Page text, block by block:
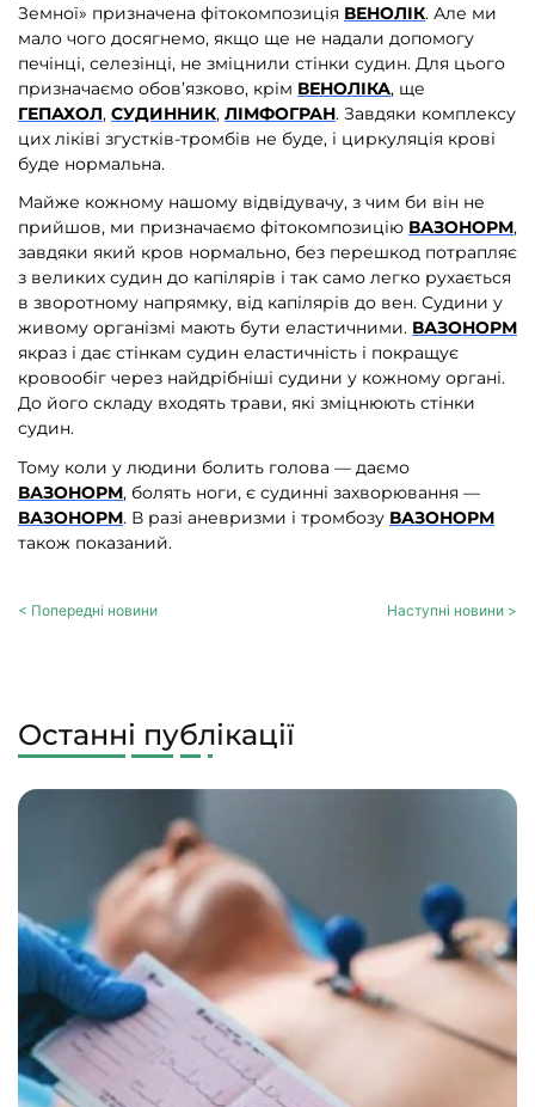
Земної» призначена фітокомпозиція ВЕНОЛІК. Але ми
мало чого досягнемо, якщо ще не надали допомогу
печінці, селезінці, не зміцнили стінки судин. Для цього
призначаємо обов’язково, крім ВЕНОЛІКА, ще
ГЕПАХОЛ, СУДИННИК, ЛІМФОГРАН. Завдяки комплексу
цих ліківі згустків-тромбів не буде, і циркуляція крові
буде нормальна.
Майже кожному нашому відвідувачу, з чим би він не
прийшов, ми призначаємо фітокомпозицію ВАЗОНОРМ,
завдяки який кров нормально, без перешкод потрапляє
з великих судин до капілярів і так само легко рухається
в зворотному напрямку, від капілярів до вен. Судини у
живому організмі мають бути еластичними. ВАЗОНОРМ
якраз і дає стінкам судин еластичність і покращує
кровообіг через найдрібніші судини у кожному органі.
До його складу входять трави, які зміцнюють стінки
судин.
Тому коли у людини болить голова — даємо
ВАЗОНОРМ, болять ноги, є судинні захворювання —
ВАЗОНОРМ. В разі аневризми і тромбозу ВАЗОНОРМ
також показаний.
< Попередні новини Наступні новини >
Останні публікації